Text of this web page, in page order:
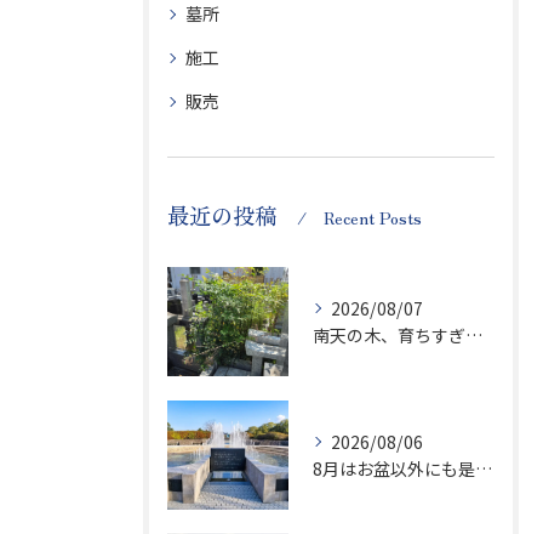
墓所
施工
販売
最近の投稿 Recent Posts
2026/08/07
南天の木、育ちすぎます…笑
2026/08/06
8月はお盆以外にも是非ご供養の気持ちを！